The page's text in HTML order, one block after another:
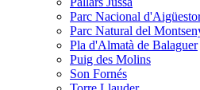
Parc Nacional
Parc Natural del
Pla d'Almatà de Balaguer
Puig des Molins
Son Fornés